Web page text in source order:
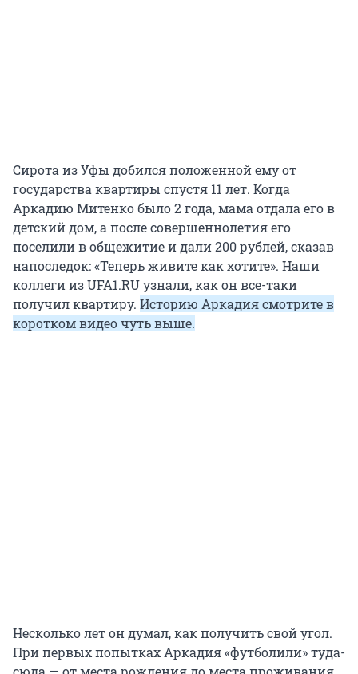
Сирота из Уфы добился положенной ему от
государства квартиры спустя 11 лет. Когда
Аркадию Митенко было 2 года, мама отдала его в
детский дом, а после совершеннолетия его
поселили в общежитие и дали 200 рублей, сказав
напоследок: «Теперь живите как хотите». Наши
коллеги из UFA1.RU узнали, как он все-таки
получил квартиру. Историю Аркадия смотрите в
коротком видео чуть выше.
Несколько лет он думал, как получить свой угол.
При первых попытках Аркадия «футболили» туда-